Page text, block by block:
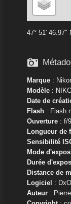
47° 51' 46.97"

Marque:
Modèle:
Date de
Flash: Flash
Ouverture: f/9
Longueur de
Sensibilité
Mode
Durée
Distance de
Logiciel :
Auteur: